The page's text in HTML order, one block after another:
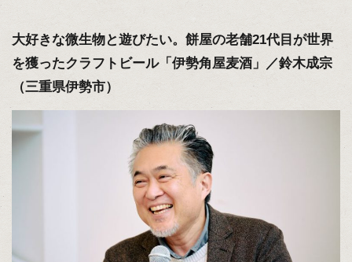
大好きな微生物と遊びたい。餅屋の老舗21代目が世界
を獲ったクラフトビール「伊勢角屋麦酒」／鈴木成宗
（三重県伊勢市）